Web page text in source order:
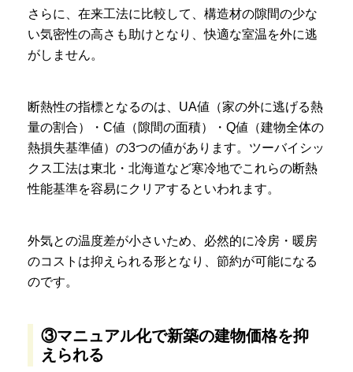
さらに、在来工法に比較して、構造材の隙間の少な
い気密性の高さも助けとなり、快適な室温を外に逃
がしません。
断熱性の指標となるのは、UA値（家の外に逃げる熱
量の割合）・C値（隙間の面積）・Q値（建物全体の
熱損失基準値）の3つの値があります。ツーバイシッ
クス工法は東北・北海道など寒冷地でこれらの断熱
性能基準を容易にクリアするといわれます。
外気との温度差が小さいため、必然的に冷房・暖房
のコストは抑えられる形となり、節約が可能になる
のです。
③マニュアル化で新築の建物価格を抑
えられる